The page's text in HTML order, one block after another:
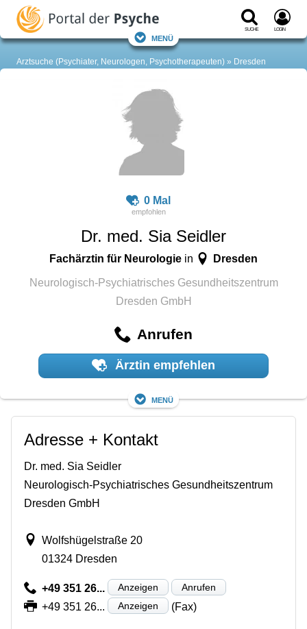
Suche Login
Menü
Arztsuche (Psychiater, Neurologen, Psychotherapeuten) Dresden
0 Mal
Dr. med. Sia Seidler
Fachärztin für Neurologiein Dresden
Neurologisch-Psychiatrisches Gesundheitszentrum
Dresden GmbH
Anrufen
Ärztin empfehlen
Menü
Adresse + Kontakt
Dr. med. Sia Seidler
Neurologisch-Psychiatrisches Gesundheitszentrum
Dresden GmbH
Wolfshügelstraße 20
01324 Dresden
+49 351 26... Anzeigen Anrufen
+49 351 26... Anzeigen (Fax)